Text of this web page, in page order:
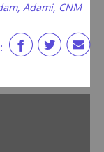
Adami, CNM